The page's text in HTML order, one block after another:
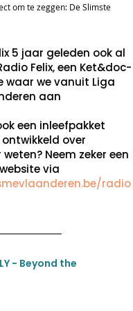
om te zeggen: De Slimste
5 jaar geleden ook al
Felix, een Ket&doc-
waar we vanuit Liga
aan
een inleefpakket
over
Neem zeker een
via
radio
- Beyond the